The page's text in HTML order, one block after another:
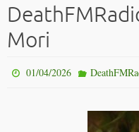
Mori
01/04/2026